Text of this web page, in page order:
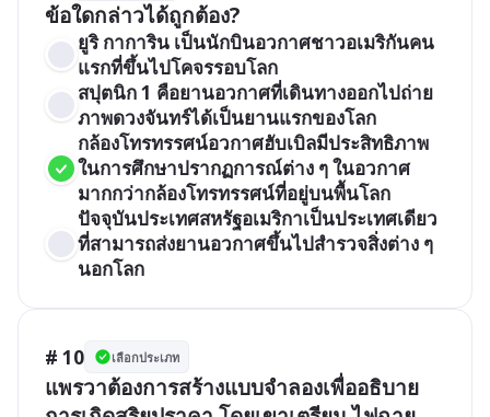
ข้อใดกล่าวได้ถูกต้อง?
ยูริ กาการิน เป็นนักบินอวกาศชาวอเมริกันคน
แรกที่ขึ้นไปโคจรรอบโลก
สปุตนิก 1 คือยานอวกาศที่เดินทางออกไปถ่าย
ภาพดวงจันทร์ได้เป็นยานแรกของโลก
กล้องโทรทรรศน์อวกาศฮับเบิลมีประสิทธิภาพ
ในการศึกษาปรากฏการณ์ต่าง ๆ ในอวกาศ
มากกว่ากล้องโทรทรรศน์ที่อยู่บนพื้นโลก
ปัจจุบันประเทศสหรัฐอเมริกาเป็นประเทศเดียว
ที่สามารถส่งยานอวกาศขึ้นไปสำรวจสิ่งต่าง ๆ
นอกโลก
# 10 เลือกประเภท
แพรวาต้องการสร้างแบบจำลองเพื่ออธิบาย